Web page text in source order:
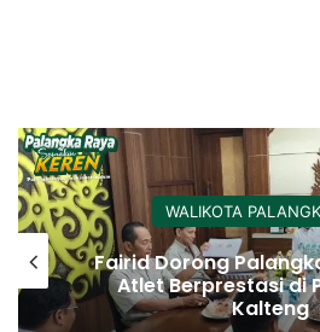
WALIKOTA
Fairid Dorong
Atlet Berprestasi di
Kalteng